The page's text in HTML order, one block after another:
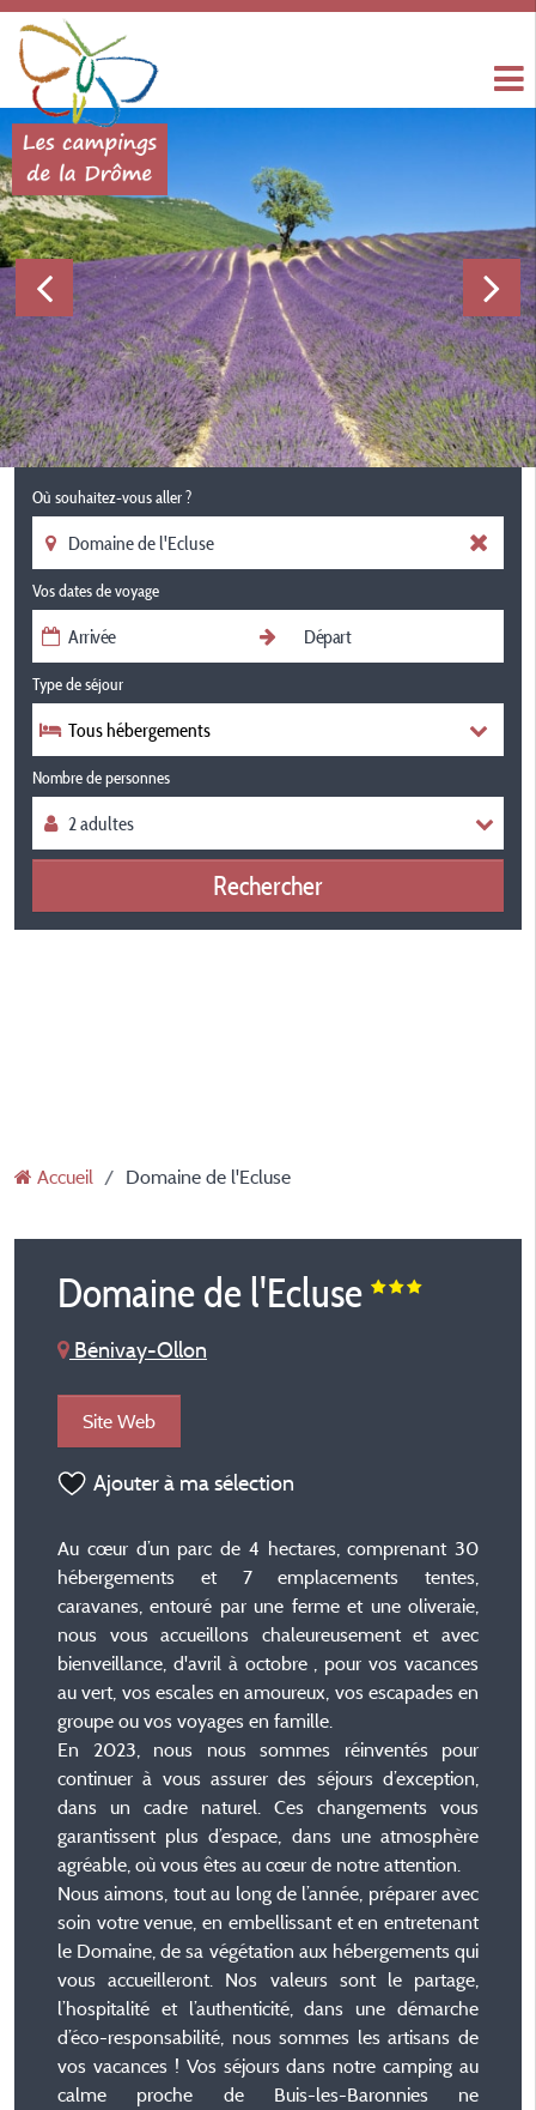
Où souhaitez-vous aller ?
Vos dates de voyage
Type de séjour
Tous hébergements
Nombre de personnes
Rechercher
Accueil Domaine de l'Ecluse
Domaine de l'Ecluse
Bénivay-Ollon
Site Web
Ajouter à ma sélection
Au cœur d’un parc de 4 hectares, comprenant 30
hébergements et 7 emplacements tentes,
caravanes, entouré par une ferme et une oliveraie,
nous vous accueillons chaleureusement et avec
bienveillance, d'avril à octobre , pour vos vacances
au vert, vos escales en amoureux, vos escapades en
groupe ou vos voyages en famille.
En 2023, nous nous sommes réinventés pour
continuer à vous assurer des séjours d’exception,
dans un cadre naturel. Ces changements vous
garantissent plus d’espace, dans une atmosphère
agréable, où vous êtes au cœur de notre attention.
Nous aimons, tout au long de l’année, préparer avec
soin votre venue, en embellissant et en entretenant
le Domaine, de sa végétation aux hébergements qui
vous accueilleront. Nos valeurs sont le partage,
l’hospitalité et l’authenticité, dans une démarche
d’éco-responsabilité, nous sommes les artisans de
vos vacances ! Vos séjours dans notre camping au
calme proche de Buis-les-Baronnies ne